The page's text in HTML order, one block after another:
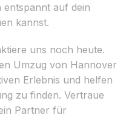
auf dein
kannst.
uns noch heute.
Umzug von Hannover
Erlebnis und helfen
zu finden. Vertraue
Partner für